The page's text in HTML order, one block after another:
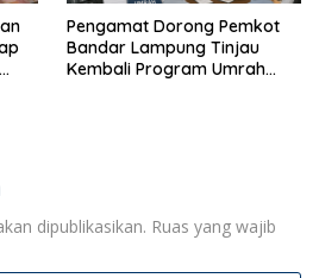
Pengamat Dorong Pemkot
Bandar Lampung Tinjau
Kembali Program Umrah
dipublikasikan. Ruas yang wajib